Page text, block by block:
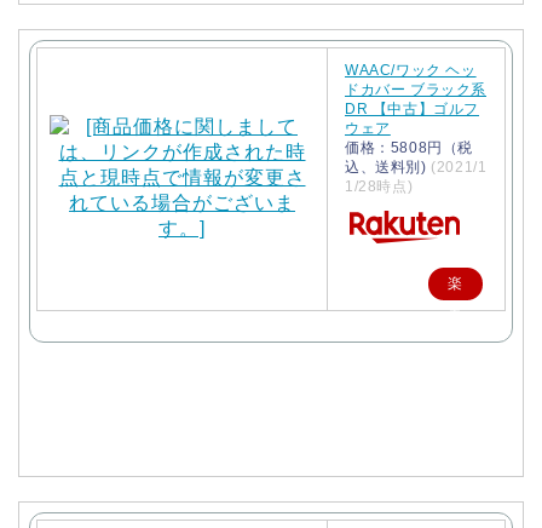
WAAC/ワック ヘッ
ドカバー ブラック系
DR 【中古】ゴルフ
ウェア
価格：5808円（税
込、送料別) (2021/1
1/28時点)
楽
天